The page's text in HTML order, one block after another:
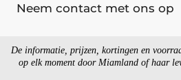
Neem contact met ons op
De informatie, prijzen, kortingen en
op elk moment door Miamland of haar